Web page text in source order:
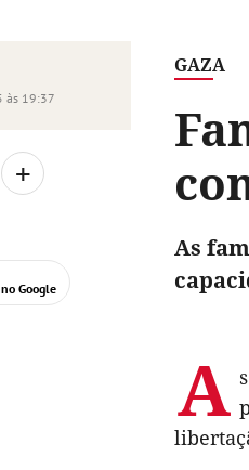
GAZA
às 19:37
+
Google
As
A